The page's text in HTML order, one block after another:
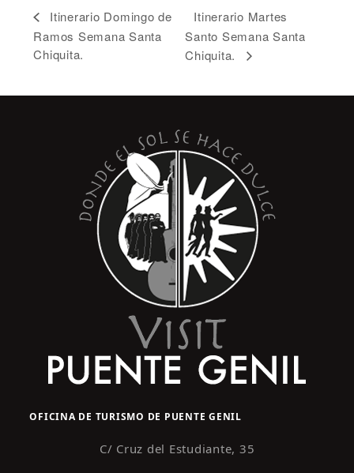
Itinerario Domingo de
Ramos Semana Santa
Chiquita.
Itinerario Martes
Santo Semana Santa
Chiquita.
OFICINA DE TURISMO DE PUENTE GENIL
C/ Cruz del Estudiante, 35